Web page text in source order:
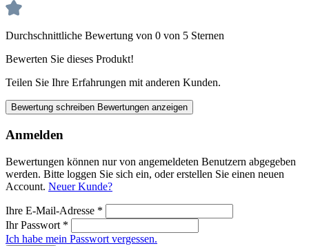
Durchschnittliche Bewertung von 0 von 5 Sternen
Bewerten Sie dieses Produkt!
Teilen Sie Ihre Erfahrungen mit anderen Kunden.
Bewertung schreiben Bewertungen anzeigen
Anmelden
Bewertungen können nur von angemeldeten Benutzern abgegeben
werden. Bitte loggen Sie sich ein, oder erstellen Sie einen neuen
Account. Neuer Kunde?
Ihre E-Mail-Adresse *
Ihr Passwort *
Ich habe mein Passwort vergessen.